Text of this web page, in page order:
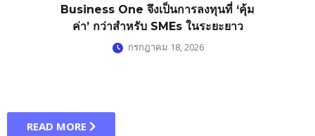
Business One จึงเป็นการลงทุนที่ ‘คุ้ม
ค่า’ กว่าสำหรับ SMEs ในระยะยาว
กรกฎาคม 18, 2026
READ MORE